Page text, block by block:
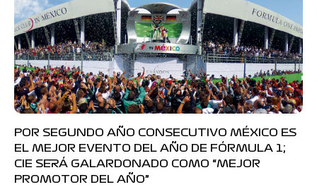
POR SEGUNDO AÑO CONSECUTIVO MÉXICO ES
EL MEJOR EVENTO DEL AÑO DE FÓRMULA 1;
CIE SERÁ GALARDONADO COMO “MEJOR
PROMOTOR DEL AÑO”